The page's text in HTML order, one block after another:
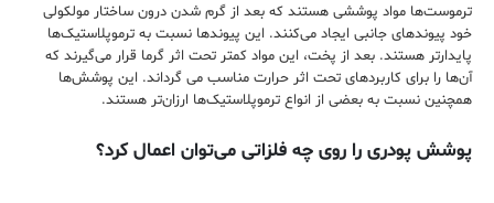
ترموست‌ها مواد پوششی هستند که بعد از گرم شدن درون ساختار مولکولی
خود پیوندهای جانبی ایجاد می‌کنند. این پیوندها نسبت به ترموپلاستیک‌ها
پایدارتر هستند. بعد از پخت، این مواد کمتر تحت اثر گرما قرار می‌گیرند که
آن‌ها را برای کاربردهای تحت اثر حرارت مناسب می گرداند. این پوشش‌ها
همچنین نسبت به بعضی از انواع ترموپلاستیک‌ها ارزان‌تر هستند.
پوشش پودری را روی چه فلزاتی می‌توان اعمال کرد؟